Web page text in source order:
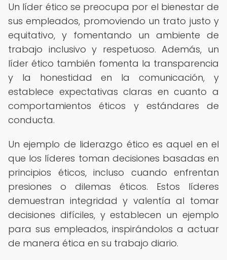
Un líder ético se preocupa por el bienestar de
sus empleados, promoviendo un trato justo y
equitativo, y fomentando un ambiente de
trabajo inclusivo y respetuoso. Además, un
líder ético también fomenta la transparencia
y la honestidad en la comunicación, y
establece expectativas claras en cuanto a
comportamientos éticos y estándares de
conducta.
Un ejemplo de liderazgo ético es aquel en el
que los líderes toman decisiones basadas en
principios éticos, incluso cuando enfrentan
presiones o dilemas éticos. Estos líderes
demuestran integridad y valentía al tomar
decisiones difíciles, y establecen un ejemplo
para sus empleados, inspirándolos a actuar
de manera ética en su trabajo diario.